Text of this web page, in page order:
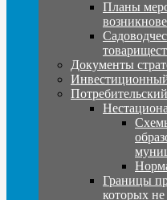
Планы
Документы
Границы
которых не